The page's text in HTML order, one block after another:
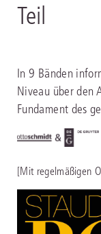
Teil
In 9 Bänden
Niveau über den
Fundament des
[Mit regelmäßigen